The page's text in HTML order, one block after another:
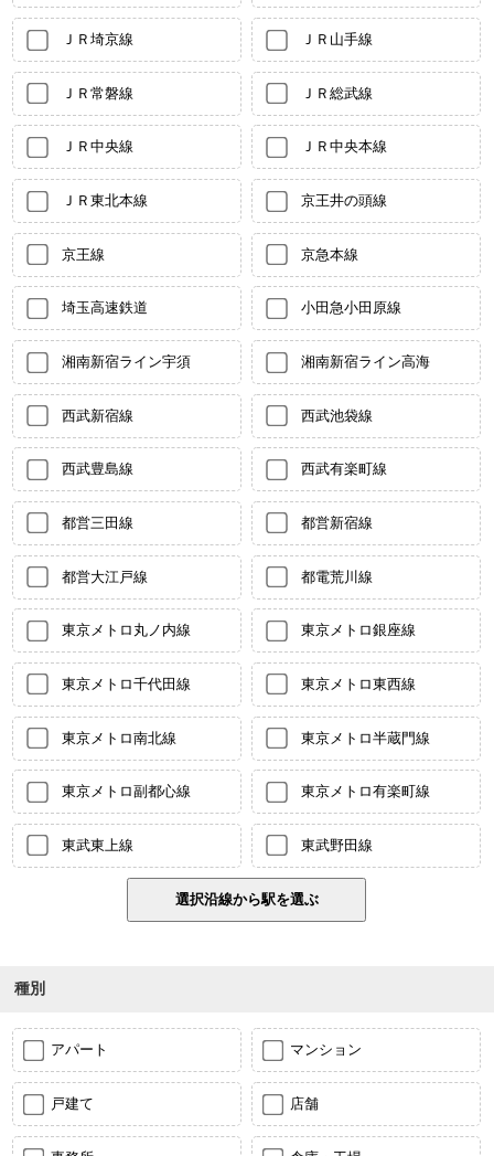
ＪＲ埼京線 ＪＲ山手線
ＪＲ常磐線 ＪＲ総武線
ＪＲ中央線 ＪＲ中央本線
ＪＲ東北本線 京王井の頭線
京王線 京急本線
埼玉高速鉄道 小田急小田原線
湘南新宿ライン宇須 湘南新宿ライン高海
西武新宿線 西武池袋線
西武豊島線 西武有楽町線
都営三田線 都営新宿線
都営大江戸線 都電荒川線
東京メトロ丸ノ内線 東京メトロ銀座線
東京メトロ千代田線 東京メトロ東西線
東京メトロ南北線 東京メトロ半蔵門線
東京メトロ副都心線 東京メトロ有楽町線
東武東上線 東武野田線
種別
アパート マンション
戸建て 店舗